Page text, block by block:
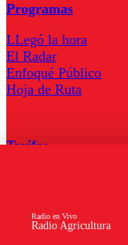
Radio Agricultura
Radio en Vivo
Programas
LLegó la hora
El Radar
Enfoqué Público
Hoja de Ruta
Tarifas